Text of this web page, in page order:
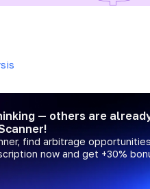
— others are
find arbitrage
now and get +30%